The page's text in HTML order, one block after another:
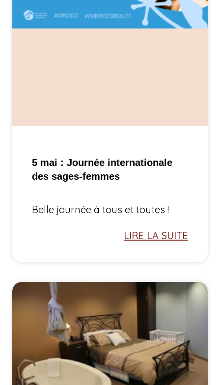
5 mai : Journée internationale
des sages-femmes
Belle journée à tous et toutes !
LIRE LA SUITE